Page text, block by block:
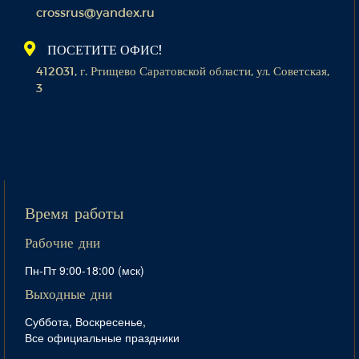
crossrus@yandex.ru
ПОСЕТИТЕ ОФИС!
412031, г. Ртищево Саратовской области, ул. Советская,
3
Время работы
Рабочие дни
Пн-Пт 9:00-18:00 (мск)
Выходные дни
Суббота, Воскресенье,
Все официальные праздники